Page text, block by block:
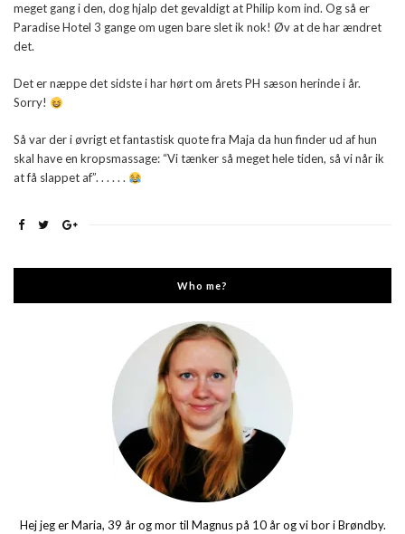
meget gang i den, dog hjalp det gevaldigt at Philip kom ind. Og så er
Paradise Hotel 3 gange om ugen bare slet ik nok! Øv at de har ændret
det.
Det er næppe det sidste i har hørt om årets PH sæson herinde i år.
Sorry!
Så var der i øvrigt et fantastisk quote fra Maja da hun finder ud af hun
skal have en kropsmassage: “Vi tænker så meget hele tiden, så vi når ik
at få slappet af”. . . . . .
Who me?
Hej jeg er Maria, 39 år og mor til Magnus på 10 år og vi bor i Brøndby.